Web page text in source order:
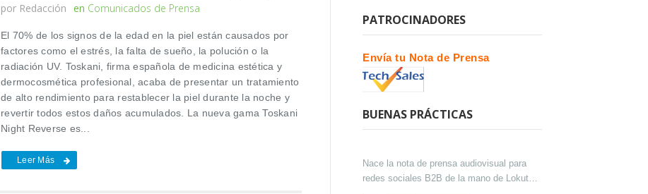
por Redacción en Comunicados de Prensa
El 70% de los signos de la edad en la piel están causados por
factores como el estrés, la falta de sueño, la polución o la
radiación UV. Toskani, firma española de medicina estética y
dermocosmética profesional, acaba de presentar un tratamiento
de alto rendimiento para restablecer la piel durante la noche y
revertir todos estos daños acumulados. La nueva gama Toskani
Night Reverse es...
Leer Más
PATROCINADORES
Envía tu Nota de Prensa
BUENAS PRÁCTICAS
Nace la nota de prensa audiovisual para
redes sociales B2B de la mano de Lokutor